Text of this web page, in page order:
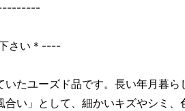
さい＊----
たユーズド品です。長い年月暮ら
合い」として、細かいキズやシミ、